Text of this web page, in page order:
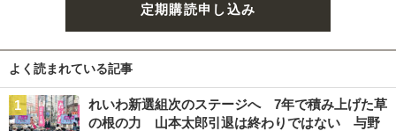
定期購読申し込み
よく読まれている記事
れいわ新選組次のステージへ 7年で積み上げた草
の根の力 山本太郎引退は終わりではない 与野